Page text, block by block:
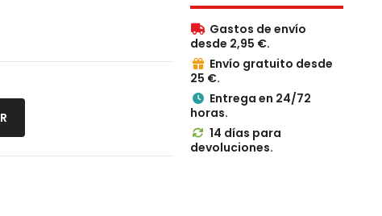
 Gastos de envío
desde 2,95 €.
 Envío gratuito desde
25 €.
 Entrega en 24/72
horas.
 14 días para
devoluciones.